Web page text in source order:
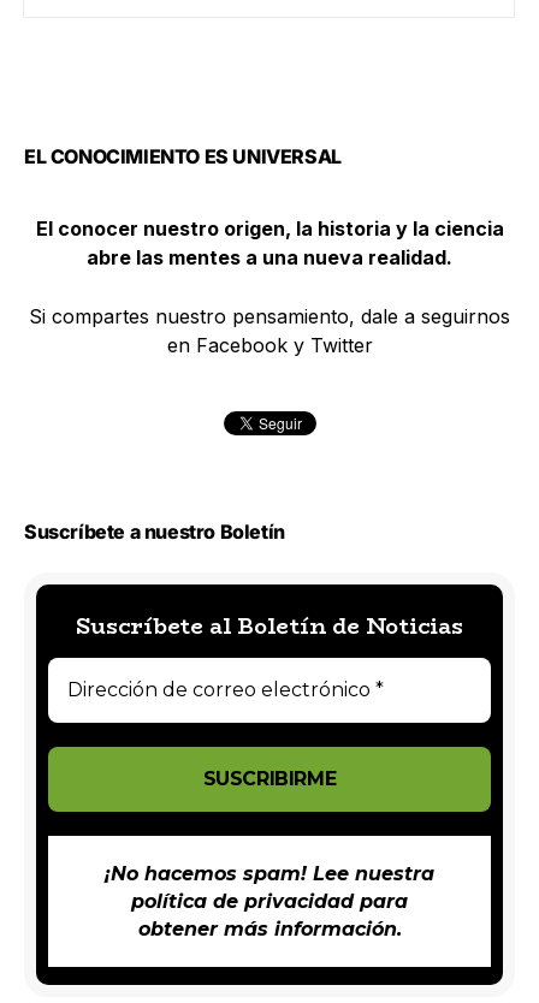
EL CONOCIMIENTO ES UNIVERSAL
El conocer nuestro origen, la historia y la ciencia
abre las mentes a una nueva realidad.
Si compartes nuestro pensamiento, dale a seguirnos
en Facebook y Twitter
Suscríbete a nuestro Boletín
Suscríbete al Boletín de Noticias
¡No hacemos spam! Lee nuestra
política de privacidadpara
obtener más información.